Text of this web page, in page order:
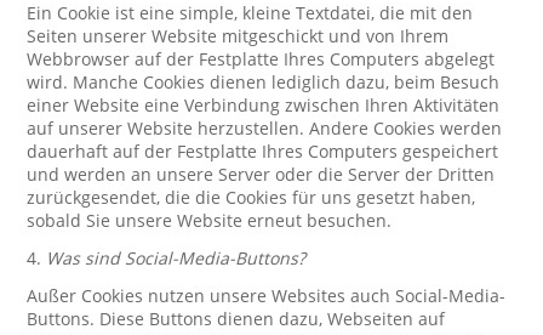
Ein Cookie ist eine simple, kleine Textdatei, die mit den
Seiten unserer Website mitgeschickt und von Ihrem
Webbrowser auf der Festplatte Ihres Computers abgelegt
wird. Manche Cookies dienen lediglich dazu, beim Besuch
einer Website eine Verbindung zwischen Ihren Aktivitäten
auf unserer Website herzustellen. Andere Cookies werden
dauerhaft auf der Festplatte Ihres Computers gespeichert
und werden an unsere Server oder die Server der Dritten
zurückgesendet, die die Cookies für uns gesetzt haben,
sobald Sie unsere Website erneut besuchen.
4. Was sind Social-Media-Buttons?
Außer Cookies nutzen unsere Websites auch Social-Media-
Buttons. Diese Buttons dienen dazu, Webseiten auf